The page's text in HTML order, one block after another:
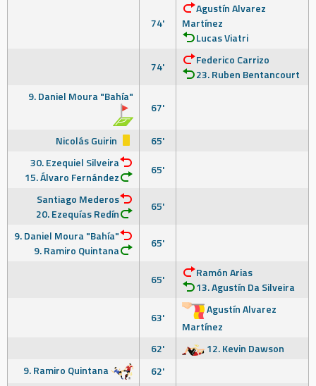
74'
Agustín Alvarez
Martínez
Lucas Viatri
74'
Federico Carrizo
23. Ruben Bentancourt
9. Daniel Moura "Bahía"
67'
Nicolás Guirin
65'
30. Ezequiel Silveira
15. Álvaro Fernández
65'
Santiago Mederos
20. Ezequías Redín
65'
9. Daniel Moura "Bahía"
9. Ramiro Quintana
65'
65'
Ramón Arias
13. Agustín Da Silveira
63'
Agustín Alvarez
Martínez
62'
12. Kevin Dawson
9. Ramiro Quintana
62'